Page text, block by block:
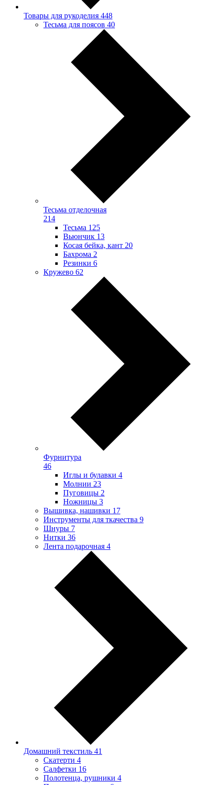
Товары для рукоделия 448
Тесьма для поясов 40
Тесьма отделочная
214
Тесьма 125
Вьюнчик 13
Косая бейка, кант 20
Бахрома 2
Резинки 6
Кружево 62
Фурнитура
46
Иглы и булавки 4
Молнии 23
Пуговицы 2
Ножницы 3
Вышивка, нашивки 17
Инструменты для ткачества 9
Шнуры 7
Нитки 36
Лента подарочная 4
Домашний текстиль 41
Скатерти 4
Салфетки 16
Полотенца, рушники 4